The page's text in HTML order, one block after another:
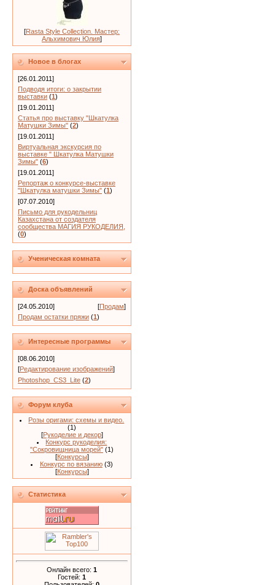
[Rasta Style Collection. Мастер:
Альхимович Юлия]
Новое в блогах
[26.01.2011]
Подводя итоги: о закрытии
выставки (1)
[19.01.2011]
Статья про выставку "Шкатулка
Матушки Зимы" (2)
[19.01.2011]
Виртуальная экскурсия по
выставке " Шкатулка Матушки
Зимы" (6)
[19.01.2011]
Репортаж о конкурсе-выставке
"Шкатулка матушки Зимы" (1)
[07.07.2010]
Письмо для рукодельниц
Казахстана от создателя
сообщества МАГИЯ РУКОДЕЛИЯ,
(0)
Ученическая комната
Доска объявлений
[24.05.2010] [Продам]
Продам остатки пряжи (1)
Интересные программы
[08.06.2010]
[Редактирование изображений]
Photoshop_CS3_Lite (2)
Форум клуба
Розы оригами: схемы и видео.
(1)
[Рукоделие и декор]
Конкурс рукоделия:
"Сокровищница морей" (1)
[Конкурсы]
Конкурс по вязанию (3)
[Конкурсы]
Статистика
Онлайн всего: 1
Гостей: 1